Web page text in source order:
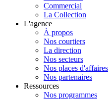
Commercial
La Collection
L'agence
À propos
Nos courtiers
La direction
Nos secteurs
Nos places d'affaires
Nos partenaires
Ressources
Nos programmes